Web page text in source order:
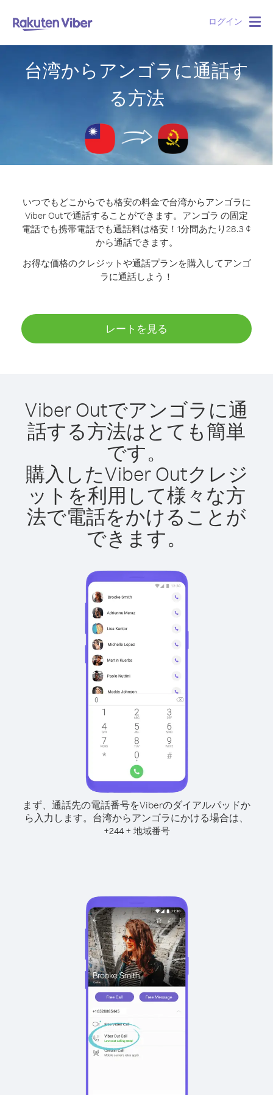
ログイン
台湾からアンゴラに通話す
る方法
いつでもどこからでも格安の料金で台湾からアンゴラに
Viber Outで通話することができます。 アンゴラ の固定
電話でも携帯電話でも通話料は格安！1分間あたり28.3 ¢
から通話できます。
お得な価格のクレジットや通話プランを購入してアンゴ
ラに通話しよう！
レートを見る
Viber Outでアンゴラに通
話する方法はとても簡単
です。
購入したViber Outクレジ
ットを利用して様々な方
法で電話をかけることが
できます。
まず、通話先の電話番号をViberのダイアルパッドか
ら入力します。 台湾からアンゴラにかける場合は、
+244+ 地域番号